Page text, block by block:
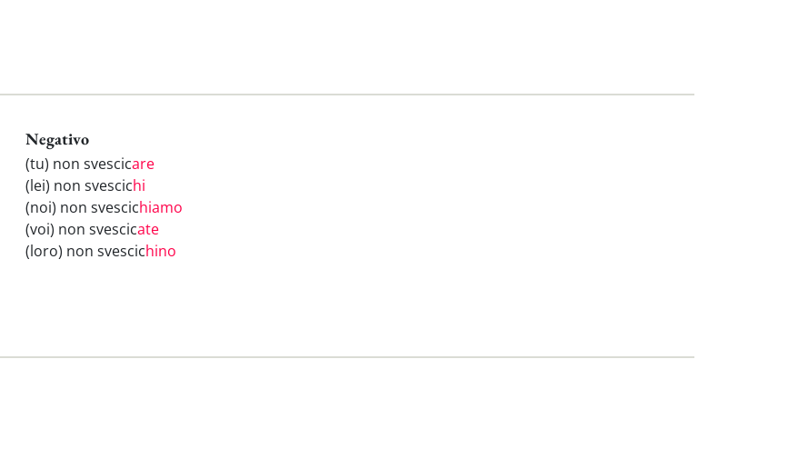
Negativo
(tu) non svescicare
(lei) non svescichi
(noi) non svescichiamo
(voi) non svescicate
(loro) non svescichino